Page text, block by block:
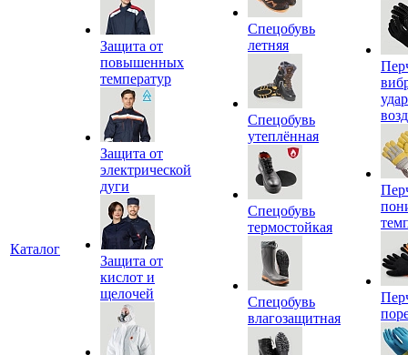
Каталог
Защита от
повышенных
температур
Защита от
электрической
дуги
Защита от
кислот и
щелочей
Спецобувь
летняя
Спецобувь
утеплённая
Спецобувь
термостойкая
Спецобувь
влагозащитная